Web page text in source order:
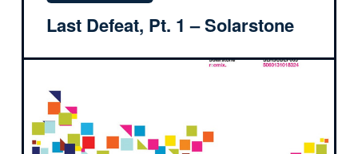
Last Defeat, Pt. 1 – Solarstone